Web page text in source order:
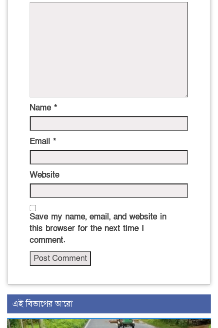
Name *
Email *
Website
Save my name, email, and website in
this browser for the next time I
comment.
এই বিভাগের আরো